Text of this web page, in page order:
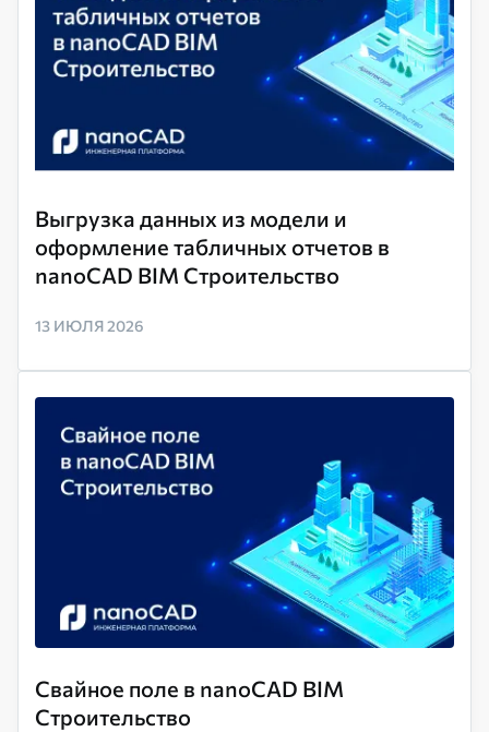
Выгрузка данных из модели и
оформление табличных отчетов в
nanoCAD BIM Строительство
13 ИЮЛЯ 2026
Свайное поле в nanoCAD BIM
Строительство